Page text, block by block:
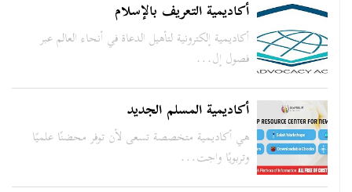
أكاديمية التعريف بالإسلام
أكاديمية إلكترونية لتأهيل الدعاة في أنحاء العالم عبر
فصول إل...
أكاديمية المسلم الجديد
هي أكاديمية متخصصة تسعى لأن توفر محضنًا علميًا
وتربويًا واجت...